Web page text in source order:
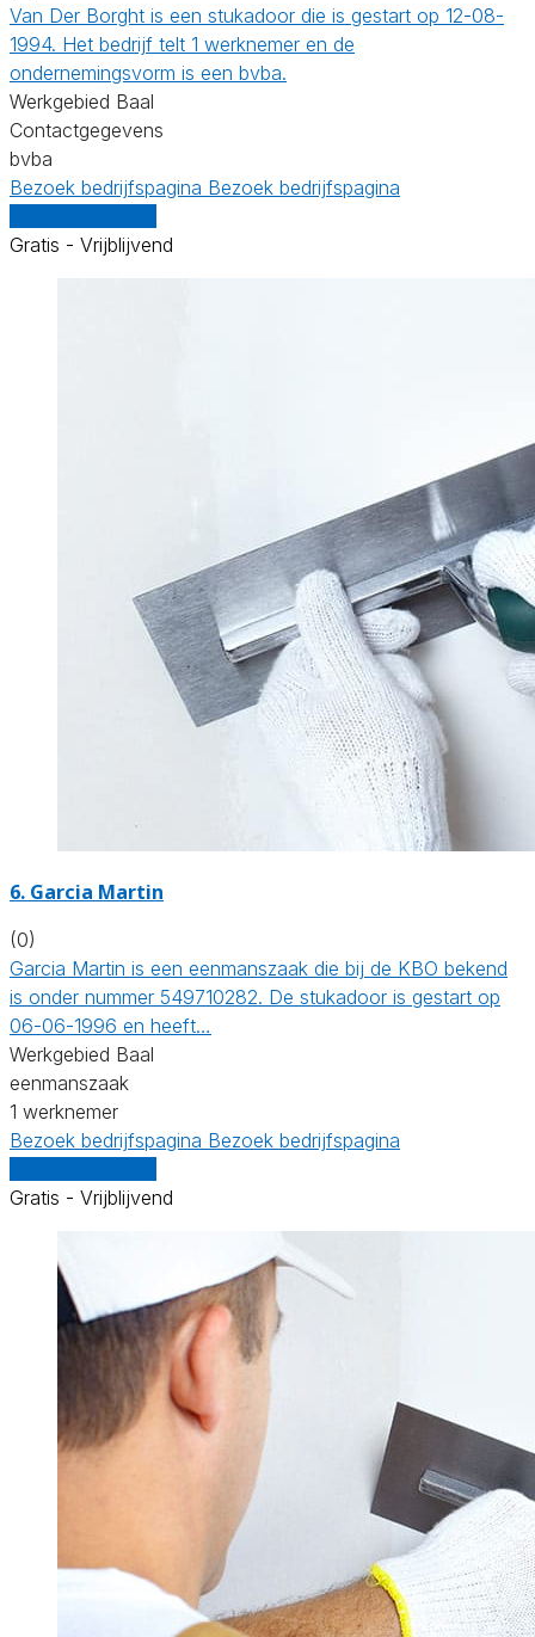
Van Der Borght is een stukadoor die is gestart op 12-08-
1994. Het bedrijf telt 1 werknemer en de
ondernemingsvorm is een bvba.
Werkgebied Baal
Contactgegevens
bvba
Bezoek bedrijfspagina Bezoek bedrijfspagina
Gratis - Vrijblijvend
6. Garcia Martin
(0)
Garcia Martin is een eenmanszaak die bij de KBO bekend
is onder nummer 549710282. De stukadoor is gestart op
06-06-1996 en heeft…
Werkgebied Baal
eenmanszaak
1 werknemer
Bezoek bedrijfspagina Bezoek bedrijfspagina
Gratis - Vrijblijvend